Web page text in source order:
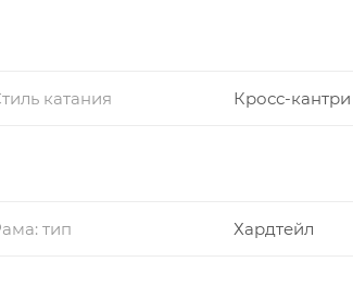
катания Кросс-кантри
тип Хардтейл